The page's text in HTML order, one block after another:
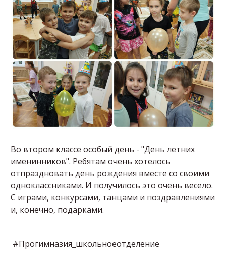
Во втором классе особый день - "День летних
именинников". Ребятам очень хотелось
отпраздновать день рождения вместе со своими
одноклассниками. И получилось это очень весело.
С играми, конкурсами, танцами и поздравлениями
и, конечно, подарками.
#Прогимназия_школьноеотделение